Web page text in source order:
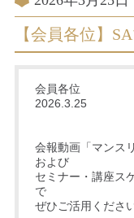
稿
日:
【会員各位】
会
2026.3.25
会報動画「マンス
および
セミナー・講座ス
で
ぜひご活用ください